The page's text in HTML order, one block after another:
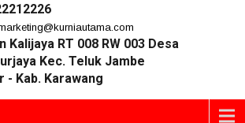
Kalijaya RT 008 RW 003 Desa
Kec. Teluk Jambe
- Kab. Karawang